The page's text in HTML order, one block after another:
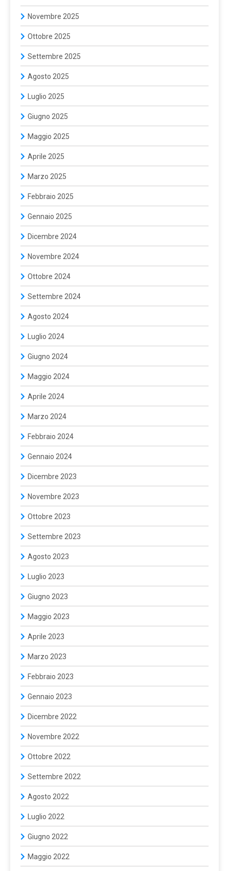
Novembre 2025
Ottobre 2025
Settembre 2025
Agosto 2025
Luglio 2025
Giugno 2025
Maggio 2025
Aprile 2025
Marzo 2025
Febbraio 2025
Gennaio 2025
Dicembre 2024
Novembre 2024
Ottobre 2024
Settembre 2024
Agosto 2024
Luglio 2024
Giugno 2024
Maggio 2024
Aprile 2024
Marzo 2024
Febbraio 2024
Gennaio 2024
Dicembre 2023
Novembre 2023
Ottobre 2023
Settembre 2023
Agosto 2023
Luglio 2023
Giugno 2023
Maggio 2023
Aprile 2023
Marzo 2023
Febbraio 2023
Gennaio 2023
Dicembre 2022
Novembre 2022
Ottobre 2022
Settembre 2022
Agosto 2022
Luglio 2022
Giugno 2022
Maggio 2022